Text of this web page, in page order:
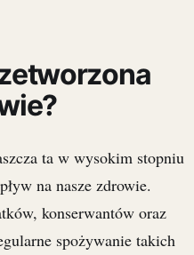
ta w wysokim stopniu
na nasze zdrowie.
konserwantów oraz
spożywanie takich